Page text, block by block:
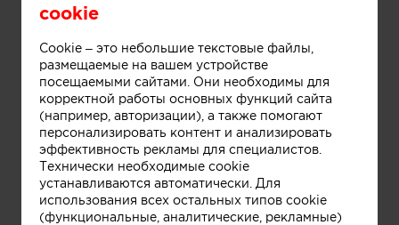
Информация
cookie
Cookie – это небольшие текстовые файлы,
размещаемые на вашем устройстве
посещаемыми сайтами. Они необходимы для
корректной работы основных функций сайта
(например, авторизации), а также помогают
персонализировать контент и анализировать
эффективность рекламы для специалистов.
Технически необходимые cookie
устанавливаются автоматически. Для
использования всех остальных типов cookie
(функциональные, аналитические, рекламные)